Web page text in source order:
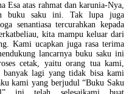
Esa atas rahmat dan karunia-Nya,
buku saku ini. Tak lupa juga
senantiasa tercurahkan kepada
kita mampu keluar dari
Kami ucapkan juga rasa terima
lancarnya buku saku ini
cetak, yaitu orang tua kami,
banyak lagi yang tidak bisa kami
kami yang berjudul “Buku Saku